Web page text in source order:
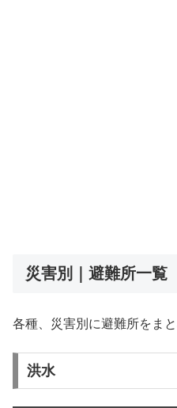
災害別｜避難所一覧
各種、災害別に避難所をまと
洪水